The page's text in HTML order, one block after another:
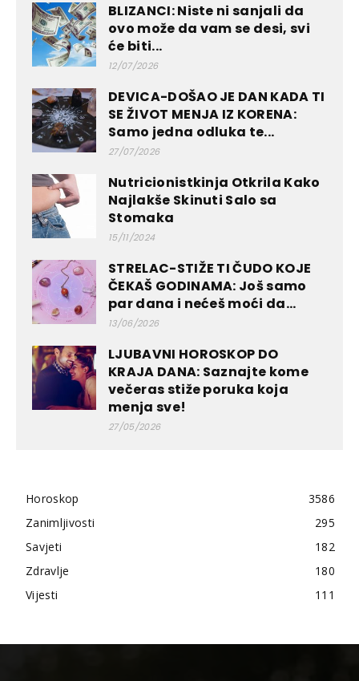
BLIZANCI: Niste ni sanjali da
ovo može da vam se desi, svi
će biti...
12/07/2026
DEVICA-DOŠAO JE DAN KADA TI
SE ŽIVOT MENJA IZ KORENA:
Samo jedna odluka te...
27/07/2026
Nutricionistkinja Otkrila Kako
Najlakše Skinuti Salo sa
Stomaka
15/11/2024
STRELAC-STIŽE TI ČUDO KOJE
ČEKAŠ GODINAMA: Još samo
par dana i nećeš moći da...
13/06/2026
LJUBAVNI HOROSKOP DO
KRAJA DANA: Saznajte kome
večeras stiže poruka koja
menja sve!
27/05/2026
Horoskop
3586
Zanimljivosti
295
Savjeti
182
Zdravlje
180
Vijesti
111